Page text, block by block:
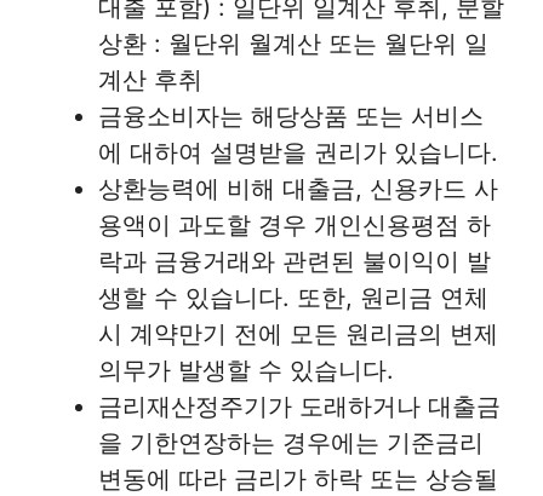
대출 포함) : 일단위 일계산 후취, 분할
상환 : 월단위 월계산 또는 월단위 일
계산 후취
금융소비자는 해당상품 또는 서비스
에 대하여 설명받을 권리가 있습니다.
상환능력에 비해 대출금, 신용카드 사
용액이 과도할 경우 개인신용평점 하
락과 금융거래와 관련된 불이익이 발
생할 수 있습니다. 또한, 원리금 연체
시 계약만기 전에 모든 원리금의 변제
의무가 발생할 수 있습니다.
금리재산정주기가 도래하거나 대출금
을 기한연장하는 경우에는 기준금리
변동에 따라 금리가 하락 또는 상승될